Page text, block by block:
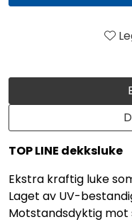
TOP LINE dekksluke
Ekstra kraftig luke
Laget av UV-
Motstandsdyktig mot